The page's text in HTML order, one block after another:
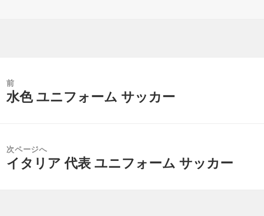
前
前
水色 ユニフォーム サッカー
次ページへ
次
イタリア 代表 ユニフォーム サッカー